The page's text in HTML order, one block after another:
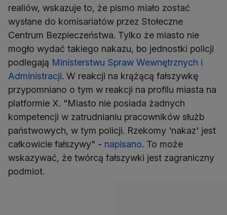
realiów, wskazuje to, że pismo miało zostać
wysłane do komisariatów przez Stołeczne
Centrum Bezpieczeństwa. Tylko że miasto nie
mogło wydać takiego nakazu, bo jednostki policji
podlegają Ministerstwu Spraw Wewnętrznych i
Administracji. W reakcji na krążącą fałszywkę
przypomniano o tym w reakcji na profilu miasta na
platformie X. "Miasto nie posiada żadnych
kompetencji w zatrudnianiu pracowników służb
państwowych, w tym policji. Rzekomy 'nakaz' jest
całkowicie fałszywy" - napisano. To może
wskazywać, że twórcą fałszywki jest zagraniczny
podmiot.